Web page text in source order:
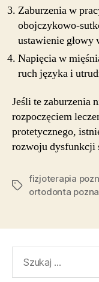
Zaburzenia w
obojczykowo-
ustawienie głowy
Napięcia w
ruch języka i
Jeśli te zaburzenia
rozpoczęciem
protetycznego,
rozwoju dysfunkcji
Tagi
fizjoterapia
ortodonta